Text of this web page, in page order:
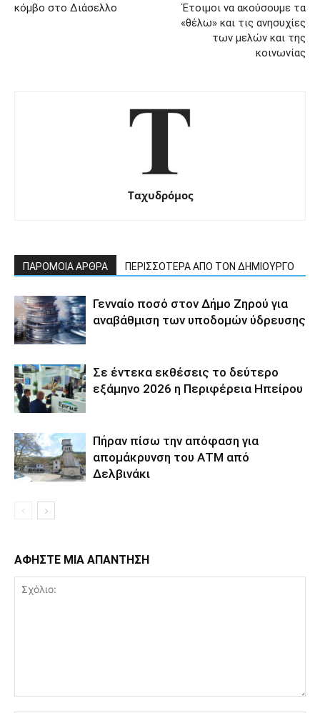
κόμβο στο Διάσελλο
Έτοιμοι να ακούσουμε τα
«θέλω» και τις ανησυχίες
των μελών και της
κοινωνίας
Ταχυδρόμος
ΠΑΡΟΜΟΙΑ ΑΡΘΡΑ ΠΕΡΙΣΣΟΤΕΡΑ ΑΠΟ ΤΟΝ ΔΗΜΙΟΥΡΓΟ
Γενναίο ποσό στον Δήμο Ζηρού για
αναβάθμιση των υποδομών ύδρευσης
Σε έντεκα εκθέσεις το δεύτερο
εξάμηνο 2026 η Περιφέρεια Ηπείρου
Πήραν πίσω την απόφαση για
απομάκρυνση του ΑΤΜ από
Δελβινάκι
ΑΦΗΣΤΕ ΜΙΑ ΑΠΑΝΤΗΣΗ